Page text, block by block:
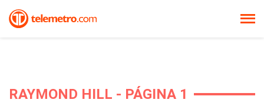
RAYMOND HILL - PÁGINA 1